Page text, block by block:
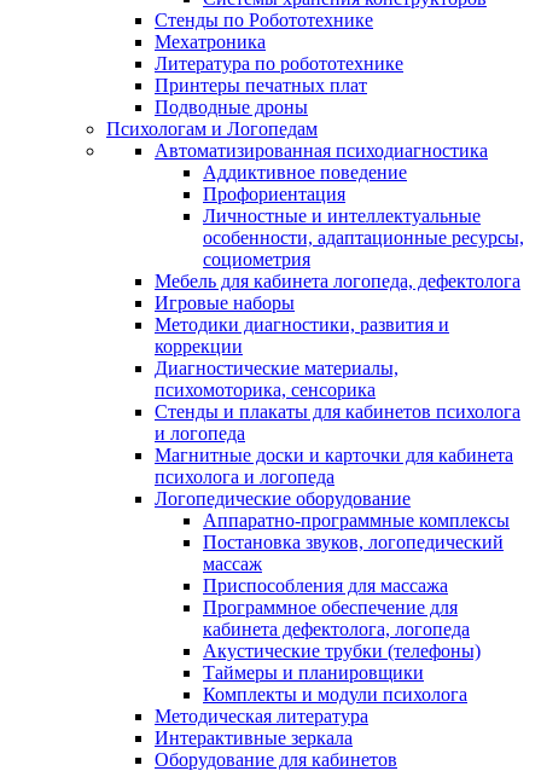
Стенды по Робототехнике
Мехатроника
Литература по робототехнике
Принтеры печатных плат
Подводные дроны
Психологам и Логопедам
Автоматизированная психодиагностика
Аддиктивное поведение
Профориентация
Личностные и интеллектуальные
особенности, адаптационные ресурсы,
социометрия
Мебель для кабинета логопеда, дефектолога
Игровые наборы
Методики диагностики, развития и
коррекции
Диагностические материалы,
психомоторика, сенсорика
Стенды и плакаты для кабинетов психолога
и логопеда
Магнитные доски и карточки для кабинета
психолога и логопеда
Логопедические оборудование
Аппаратно-программные комплексы
Постановка звуков, логопедический
массаж
Приспособления для массажа
Программное обеспечение для
кабинета дефектолога, логопеда
Акустические трубки (телефоны)
Таймеры и планировщики
Комплекты и модули психолога
Методическая литература
Интерактивные зеркала
Оборудование для кабинетов